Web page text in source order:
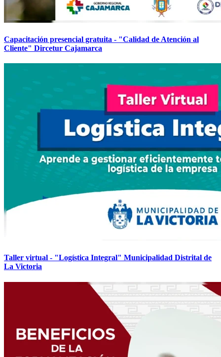
Capacitación presencial gratuita - "Calidad de Atención al
Cliente" Dircetur Cajamarca
Taller virtual - "Logística Integral" Municipalidad Distrital de
La Victoria